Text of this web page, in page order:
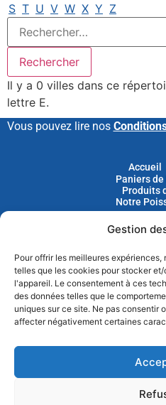
Gestion
Pour offrir les meilleures
telles que les cookies pour stocker
l'appareil. Le consentement à ces
des données telles que le
uniques sur ce site. Ne pas consentir
affecter négativement certaines
S T U V W X Y Z
Il y a 0 villes dans ce
lettre E.
Vous pouvez lire nos
Accueil
Paniers
Produits
Notre
Devenir
Abonnez-vous à notre
actus et nos promotions